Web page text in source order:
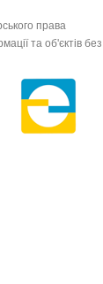
права
та об'єктів